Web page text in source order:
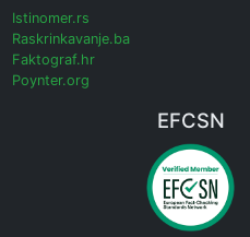
Istinomer.rs
Raskrinkavanje.ba
Faktograf.hr
Poynter.org
EFCSN